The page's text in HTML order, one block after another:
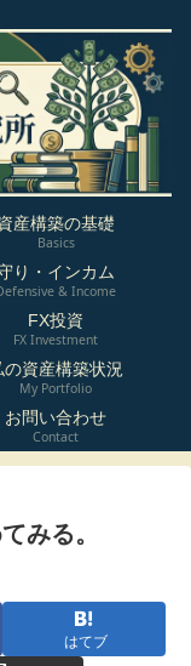
産構築の基礎
Basics
り・インカム
& Income
FX投資
FX Investment
の資産構築状況
My Portfolio
お問い合わせ
Contact
みる。
はてブ